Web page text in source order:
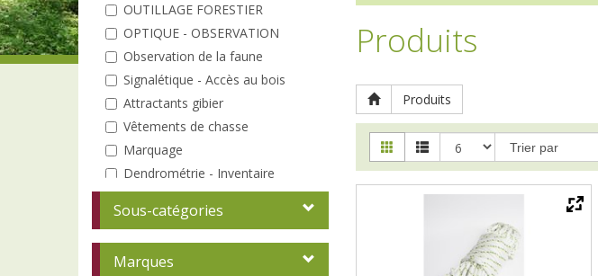
OUTILLAGE FORESTIER
OPTIQUE - OBSERVATION
Observation de la faune
Signalétique - Accès au bois
Attractants gibier
Vêtements de chasse
Marquage
Dendrométrie - Inventaire
Elagage - Taille
Coin du bûcheron
Débardage
Entretien des peuplements
Sous-catégories
Marques
Produits
Produits